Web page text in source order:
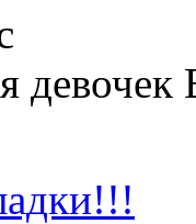
девочек